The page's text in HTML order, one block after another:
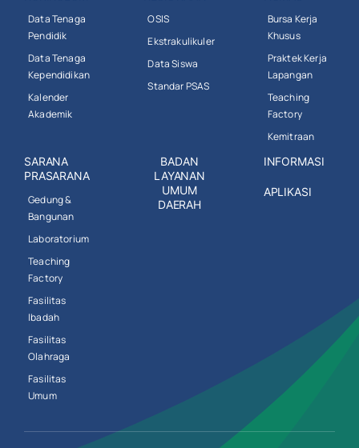
Data Tenaga
Pendidik
Data Tenaga
Kependidikan
Kalender
Akademik
OSIS
Ekstrakulikuler
Data Siswa
Standar PSAS
Bursa Kerja
Khusus
Praktek Kerja
Lapangan
Teaching
Factory
Kemitraan
SARANA
PRASARANA
Gedung &
Bangunan
Laboratorium
Teaching
Factory
Fasilitas
Ibadah
Fasilitas
Olahraga
Fasilitas
Umum
BADAN
LAYANAN
UMUM
DAERAH
INFORMASI
APLIKASI